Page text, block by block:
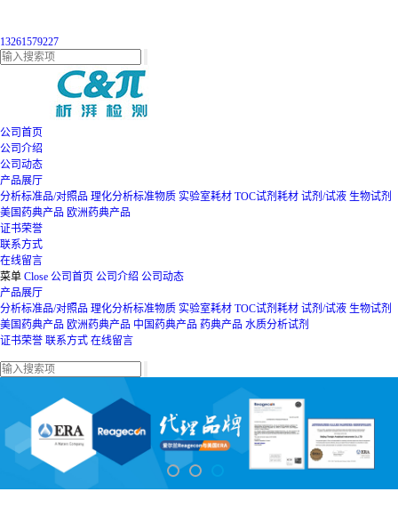
13261579227
公司首页
公司介绍
公司动态
产品展厅
分析标准品/对照品 理化分析标准物质 实验室耗材 TOC试剂耗材 试剂/试液 生物试剂
美国药典产品 欧洲药典产品
证书荣誉
联系方式
在线留言
菜单 Close 公司首页 公司介绍 公司动态
产品展厅
分析标准品/对照品 理化分析标准物质 实验室耗材 TOC试剂耗材 试剂/试液 生物试剂
美国药典产品 欧洲药典产品 中国药典产品 药典产品 水质分析试剂
证书荣誉 联系方式 在线留言